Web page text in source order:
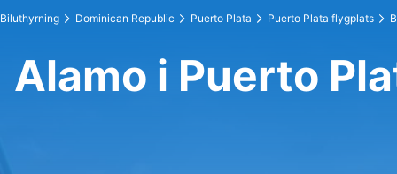
Biluthyrning Dominican Republic Puerto Plata Puerto Plata flygplats
Alamo i Puerto